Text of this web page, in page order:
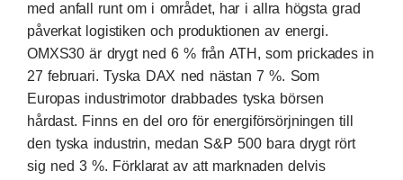
med anfall runt om i området, har i allra högsta grad
påverkat logistiken och produktionen av energi.
OMXS30 är drygt ned 6 % från ATH, som prickades in
27 februari. Tyska DAX ned nästan 7 %. Som
Europas industrimotor drabbades tyska börsen
hårdast. Finns en del oro för energiförsörjningen till
den tyska industrin, medan S&P 500 bara drygt rört
sig ned 3 %. Förklarat av att marknaden delvis